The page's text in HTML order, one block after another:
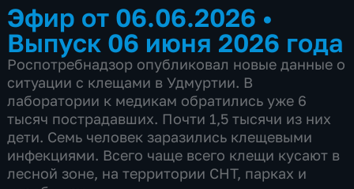
Эфир от 06.06.2026 •
Выпуск 06 июня 2026 года
Роспотребнадзор опубликовал новые данные о
ситуации с клещами в Удмуртии. В
лаборатории к медикам обратились уже 6
тысяч пострадавших. Почти 1,5 тысячи из них
дети. Семь человек заразились клещевыми
инфекциями. Всего чаще всего клещи кусают в
лесной зоне, на территории СНТ, парках и